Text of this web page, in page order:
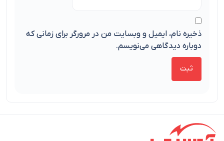
ذخیره نام، ایمیل و وبسایت من در مرورگر برای زمانی که
دوباره دیدگاهی می‌نویسم.